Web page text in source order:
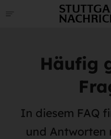
Häufig
In diesem FAQ
und Antworten